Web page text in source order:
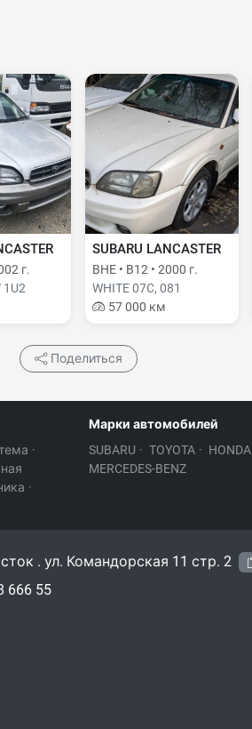
г.
1U2
SUBARU LANCASTER
BHE • B12 • 2000 г.
WHITE 07C, 081
57 000 км
Поделиться
·
·
Марки автомобилей
SUBARU · TOYOTA · HONDA
MERCEDES-BENZ
. ул. Командорская 11 стр. 2
666 55